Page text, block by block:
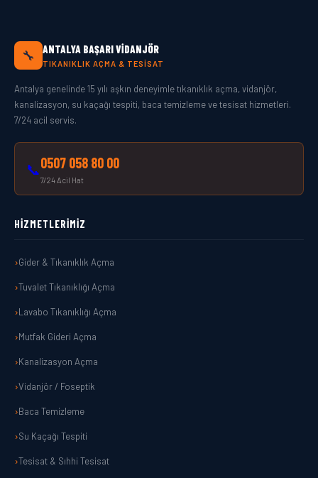
🔧 ANTALYA BAŞARI VIDANJÖR
TIKANIKLIK AÇMA & TESISAT
Antalya genelinde 15 yılı aşkın deneyimle tıkanıklık açma, vidanjör,
kanalizasyon, su kaçağı tespiti, baca temizleme ve tesisat hizmetleri.
7/24 acil servis.
📞0507 058 80 00
7/24 Acil Hat
HIZMETLERIMIZ
Gider & Tıkanıklık Açma
Tuvalet Tıkanıklığı Açma
Lavabo Tıkanıklığı Açma
Mutfak Gideri Açma
Kanalizasyon Açma
Vidanjör / Foseptik
Baca Temizleme
Su Kaçağı Tespiti
Tesisat & Sıhhi Tesisat